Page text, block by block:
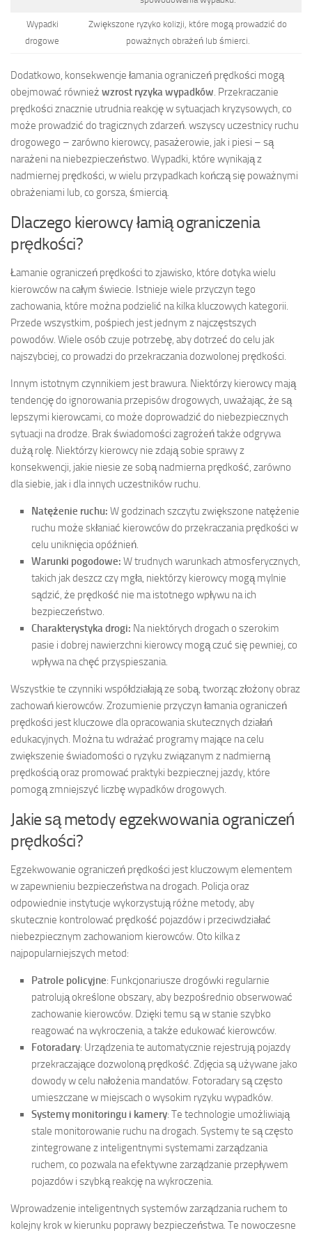
Wypadki
drogowe
Zwiększone ryzyko kolizji, które mogą prowadzić do
poważnych obrażeń lub śmierci.
Dodatkowo, konsekwencje łamania ograniczeń prędkości mogą
obejmować również wzrost ryzyka wypadków. Przekraczanie
prędkości znacznie utrudnia reakcję w sytuacjach kryzysowych, co
może prowadzić do tragicznych zdarzeń. wszyscy uczestnicy ruchu
drogowego – zarówno kierowcy, pasażerowie, jak i piesi – są
narażeni na niebezpieczeństwo. Wypadki, które wynikają z
nadmiernej prędkości, w wielu przypadkach kończą się poważnymi
obrażeniami lub, co gorsza, śmiercią.
Dlaczego kierowcy łamią ograniczenia
prędkości?
Łamanie ograniczeń prędkości to zjawisko, które dotyka wielu
kierowców na całym świecie. Istnieje wiele przyczyn tego
zachowania, które można podzielić na kilka kluczowych kategorii.
Przede wszystkim, pośpiech jest jednym z najczęstszych
powodów. Wiele osób czuje potrzebę, aby dotrzeć do celu jak
najszybciej, co prowadzi do przekraczania dozwolonej prędkości.
Innym istotnym czynnikiem jest brawura. Niektórzy kierowcy mają
tendencję do ignorowania przepisów drogowych, uważając, że są
lepszymi kierowcami, co może doprowadzić do niebezpiecznych
sytuacji na drodze. Brak świadomości zagrożeń także odgrywa
dużą rolę. Niektórzy kierowcy nie zdają sobie sprawy z
konsekwencji, jakie niesie ze sobą nadmierna prędkość, zarówno
dla siebie, jak i dla innych uczestników ruchu.
Natężenie ruchu: W godzinach szczytu zwiększone natężenie
ruchu może skłaniać kierowców do przekraczania prędkości w
celu uniknięcia opóźnień.
Warunki pogodowe: W trudnych warunkach atmosferycznych,
takich jak deszcz czy mgła, niektórzy kierowcy mogą mylnie
sądzić, że prędkość nie ma istotnego wpływu na ich
bezpieczeństwo.
Charakterystyka drogi: Na niektórych drogach o szerokim
pasie i dobrej nawierzchni kierowcy mogą czuć się pewniej, co
wpływa na chęć przyspieszania.
Wszystkie te czynniki współdziałają ze sobą, tworząc złożony obraz
zachowań kierowców. Zrozumienie przyczyn łamania ograniczeń
prędkości jest kluczowe dla opracowania skutecznych działań
edukacyjnych. Można tu wdrażać programy mające na celu
zwiększenie świadomości o ryzyku związanym z nadmierną
prędkością oraz promować praktyki bezpiecznej jazdy, które
pomogą zmniejszyć liczbę wypadków drogowych.
Jakie są metody egzekwowania ograniczeń
prędkości?
Egzekwowanie ograniczeń prędkości jest kluczowym elementem
w zapewnieniu bezpieczeństwa na drogach. Policja oraz
odpowiednie instytucje wykorzystują różne metody, aby
skutecznie kontrolować prędkość pojazdów i przeciwdziałać
niebezpiecznym zachowaniom kierowców. Oto kilka z
najpopularniejszych metod:
Patrole policyjne: Funkcjonariusze drogówki regularnie
patrolują określone obszary, aby bezpośrednio obserwować
zachowanie kierowców. Dzięki temu są w stanie szybko
reagować na wykroczenia, a także edukować kierowców.
Fotoradary: Urządzenia te automatycznie rejestrują pojazdy
przekraczające dozwoloną prędkość. Zdjęcia są używane jako
dowody w celu nałożenia mandatów. Fotoradary są często
umieszczane w miejscach o wysokim ryzyku wypadków.
Systemy monitoringu i kamery: Te technologie umożliwiają
stale monitorowanie ruchu na drogach. Systemy te są często
zintegrowane z inteligentnymi systemami zarządzania
ruchem, co pozwala na efektywne zarządzanie przepływem
pojazdów i szybką reakcję na wykroczenia.
Wprowadzenie inteligentnych systemów zarządzania ruchem to
kolejny krok w kierunku poprawy bezpieczeństwa. Te nowoczesne